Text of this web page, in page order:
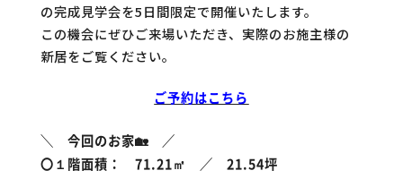
の完成見学会を5日間限定で開催いたします。
この機会にぜひご来場いただき、実際のお施主様の
新居をご覧ください。
ご予約はこちら
＼ 今回のお家🏡 ／
〇１階面積： 71.21㎡ ／ 21.54坪